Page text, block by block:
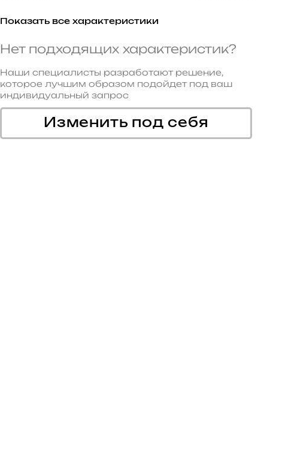
Показать все характеристики
Нет подходящих характеристик?
Наши специалисты разработают решение,
которое лучшим образом подойдет под ваш
индивидуальный запрос
Изменить под себя